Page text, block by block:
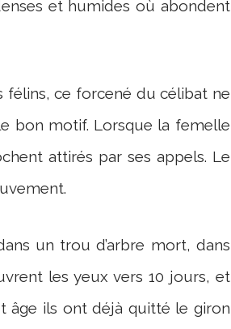
et humides où abondent
ce forcené du célibat ne
bon motif. Lorsque la femelle
attirés par ses appels. Le
un trou d’arbre mort, dans
les yeux vers 10 jours, et
âge ils ont déjà quitté le giron